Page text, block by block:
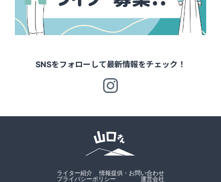
SNSをフォローして最新情報をチェック！
ライター紹介
情報提供・お問い合わせ
プライバシーポリシー
運営会社